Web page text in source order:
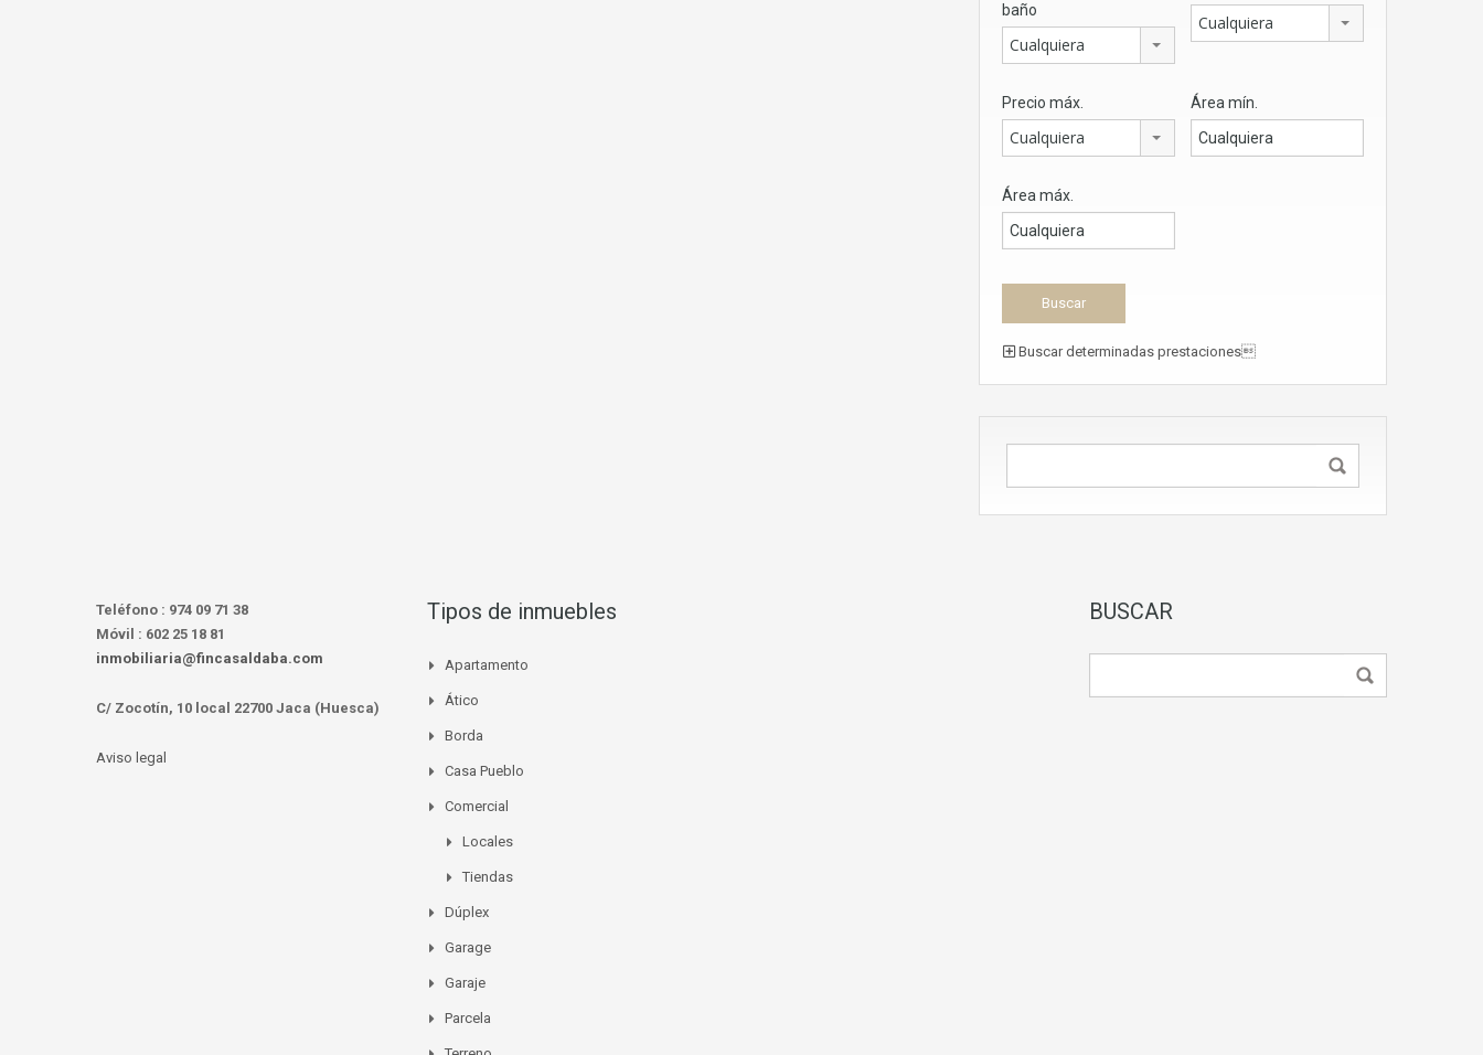
baño
Cualquiera
Cualquiera
Precio máx.
Cualquiera
Área mín.
Área máx.
Buscar determinadas prestaciones
Teléfono : 974 09 71 38
Móvil : 602 25 18 81
inmobiliaria@fincasaldaba.com
C/ Zocotín, 10 local 22700 Jaca (Huesca)
Aviso legal
Tipos de inmuebles
Apartamento
Ático
Borda
Casa Pueblo
Comercial
Locales
Tiendas
Dúplex
Garage
Garaje
Parcela
BUSCAR